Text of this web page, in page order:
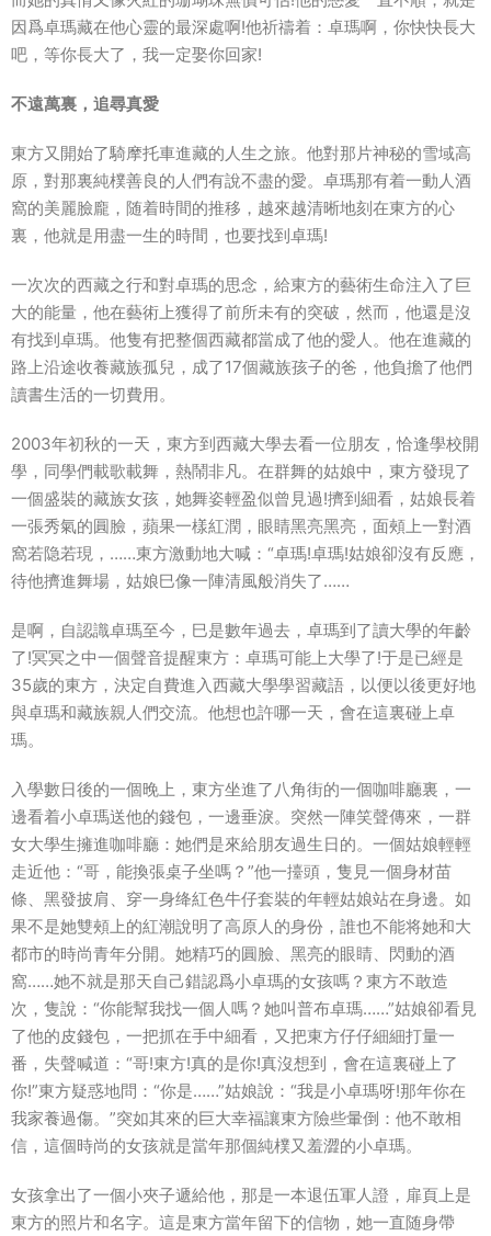
因爲卓瑪藏在他心靈的最深處啊!他祈禱着：卓瑪啊，你快快長大
吧，等你長大了，我一定娶你回家!
不遠萬裏，追尋真愛
東方又開始了騎摩托車進藏的人生之旅。他對那片神秘的雪域高
原，對那裏純樸善良的人們有說不盡的愛。卓瑪那有着一動人酒
窩的美麗臉龐，随着時間的推移，越來越清晰地刻在東方的心
裏，他就是用盡一生的時間，也要找到卓瑪!
一次次的西藏之行和對卓瑪的思念，給東方的藝術生命注入了巨
大的能量，他在藝術上獲得了前所未有的突破，然而，他還是沒
有找到卓瑪。他隻有把整個西藏都當成了他的愛人。他在進藏的
路上沿途收養藏族孤兒，成了17個藏族孩子的爸，他負擔了他們
讀書生活的一切費用。
2003年初秋的一天，東方到西藏大學去看一位朋友，恰逢學校開
學，同學們載歌載舞，熱鬧非凡。在群舞的姑娘中，東方發現了
一個盛裝的藏族女孩，她舞姿輕盈似曾見過!擠到細看，姑娘長着
一張秀氣的圓臉，蘋果一樣紅潤，眼睛黑亮黑亮，面頰上一對酒
窩若隐若現，……東方激動地大喊：“卓瑪!卓瑪!姑娘卻沒有反應，
待他擠進舞場，姑娘巳像一陣清風般消失了……
是啊，自認識卓瑪至今，巳是數年過去，卓瑪到了讀大學的年齡
了!冥冥之中一個聲音提醒東方：卓瑪可能上大學了!于是已經是
35歲的東方，決定自費進入西藏大學學習藏語，以便以後更好地
與卓瑪和藏族親人們交流。他想也許哪一天，會在這裏碰上卓
瑪。
入學數日後的一個晚上，東方坐進了八角街的一個咖啡廳裏，一
邊看着小卓瑪送他的錢包，一邊垂淚。突然一陣笑聲傳來，一群
女大學生擁進咖啡廳：她們是來給朋友過生日的。一個姑娘輕輕
走近他：“哥，能換張桌子坐嗎？”他一擡頭，隻見一個身材苗
條、黑發披肩、穿一身绛紅色牛仔套裝的年輕姑娘站在身邊。如
果不是她雙頰上的紅潮說明了高原人的身份，誰也不能将她和大
都市的時尚青年分開。她精巧的圓臉、黑亮的眼睛、閃動的酒
窩……她不就是那天自己錯認爲小卓瑪的女孩嗎？東方不敢造
次，隻說：“你能幫我找一個人嗎？她叫普布卓瑪……”姑娘卻看見
了他的皮錢包，一把抓在手中細看，又把東方仔仔細細打量一
番，失聲喊道：“哥!東方!真的是你!真沒想到，會在這裏碰上了
你!”東方疑惑地問：“你是……”姑娘說：“我是小卓瑪呀!那年你在
我家養過傷。”突如其來的巨大幸福讓東方險些暈倒：他不敢相
信，這個時尚的女孩就是當年那個純樸又羞澀的小卓瑪。
女孩拿出了一個小夾子遞給他，那是一本退伍軍人證，扉頁上是
東方的照片和名字。這是東方當年留下的信物，她一直随身帶